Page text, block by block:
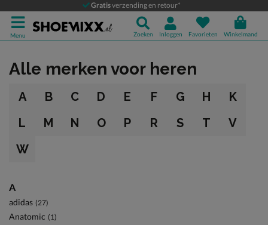
Gratisverzending en retour*
Menu Zoeken Inloggen Favorieten Winkelmand
Alle merken voor heren
A B C D E F G H
K
L
M N O P R S T
V
W
A
adidas (27)
Anatomic (1)